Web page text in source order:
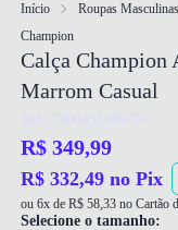
Início Roupas Masculinas
Champion
Calça Champion
Marrom Casual
Ref: 7900435009797
R$ 349,99
R$ 332,49 no Pix
ou 6x de R$ 58,33 no Cartão
Selecione o tamanho: